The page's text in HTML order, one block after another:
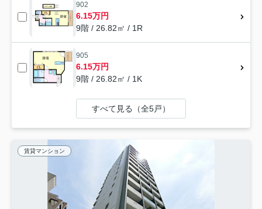
902
6.15万円
9階 / 26.82㎡ / 1R
905
6.15万円
9階 / 26.82㎡ / 1K
すべて見る（全5戸）
賃貸マンション